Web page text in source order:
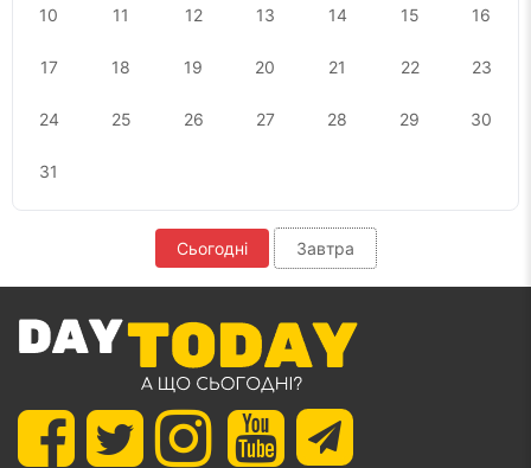
10 11 12 13 14 15 16
17 18 19 20 21 22 23
24 25 26 27 28 29 30
31
Сьогодні Завтра